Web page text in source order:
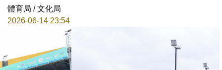
體育局 / 文化局
2026-06-14 23:54